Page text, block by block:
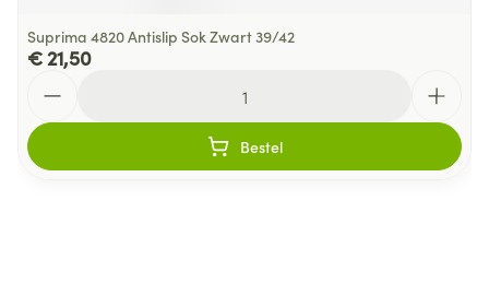
Suprima 4820 Antislip Sok Zwart 39/42
€ 21,50
Bestel